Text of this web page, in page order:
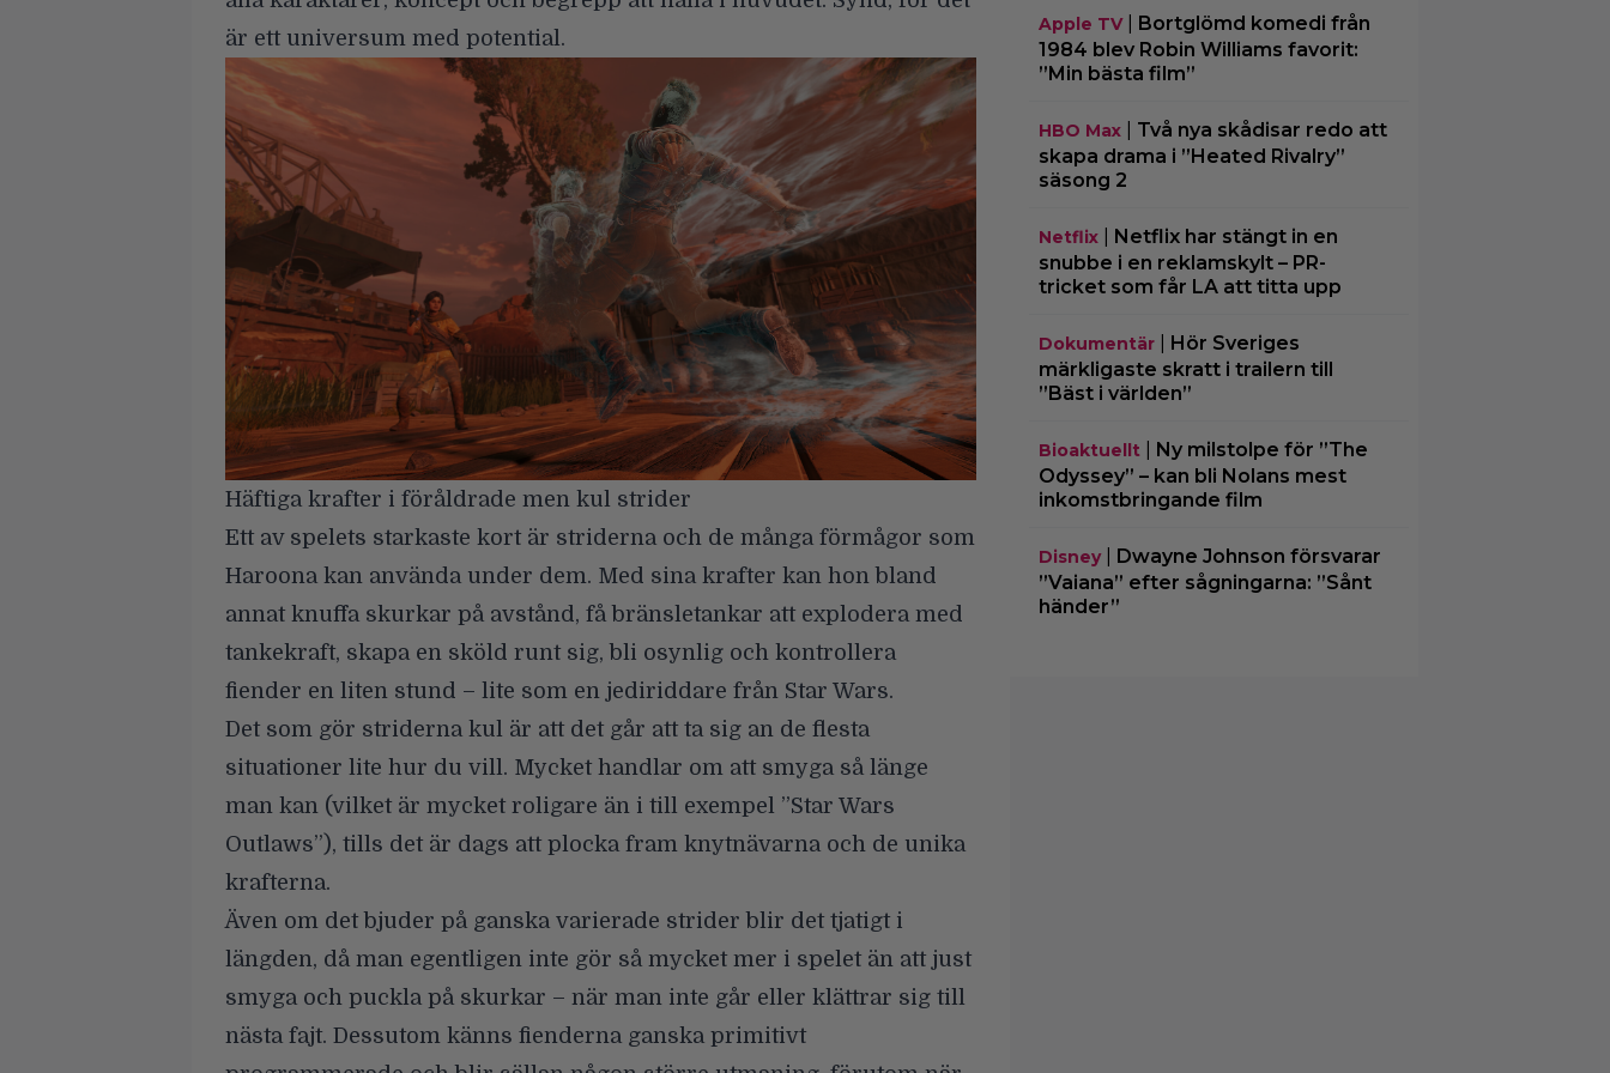
är ett universum med potential.
Häftiga krafter i föråldrade men kul strider
Ett av spelets starkaste kort är striderna och de många förmågor som
Haroona kan använda under dem. Med sina krafter kan hon bland
annat knuffa skurkar på avstånd, få bränsletankar att explodera med
tankekraft, skapa en sköld runt sig, bli osynlig och kontrollera
fiender en liten stund – lite som en jediriddare från Star Wars.
Det som gör striderna kul är att det går att ta sig an de flesta
situationer lite hur du vill. Mycket handlar om att smyga så länge
man kan (vilket är mycket roligare än i till exempel ”Star Wars
Outlaws”), tills det är dags att plocka fram knytnävarna och de unika
krafterna.
Även om det bjuder på ganska varierade strider blir det tjatigt i
längden, då man egentligen inte gör så mycket mer i spelet än att just
smyga och puckla på skurkar – när man inte går eller klättrar sig till
nästa fajt. Dessutom känns fienderna ganska primitivt
Apple TV| Bortglömd komedi från
1984 blev Robin Williams favorit:
”Min bästa film”
HBO Max| Två nya skådisar redo att
skapa drama i ”Heated Rivalry”
säsong 2
Netflix| Netflix har stängt in en
snubbe i en reklamskylt – PR-
tricket som får LA att titta upp
Dokumentär| Hör Sveriges
märkligaste skratt i trailern till
”Bäst i världen”
Bioaktuellt| Ny milstolpe för ”The
Odyssey” – kan bli Nolans mest
inkomstbringande film
Disney| Dwayne Johnson försvarar
”Vaiana” efter sågningarna: ”Sånt
händer”